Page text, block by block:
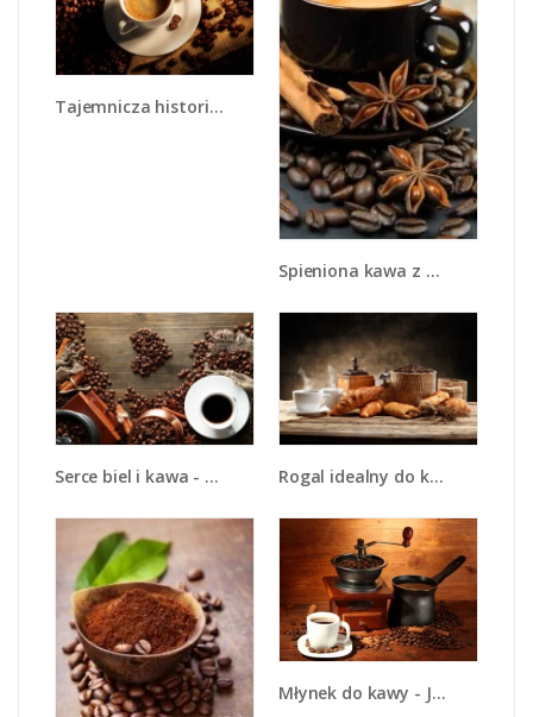
Tajemnicza historia z odrobiną kawy - JN475
Spieniona kawa z goździkami - JN350
Serce biel i kawa - JN447 Rogal idealny do kawy - JN670
Młynek do kawy - JN437